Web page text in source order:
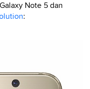
Note 5 dan
: